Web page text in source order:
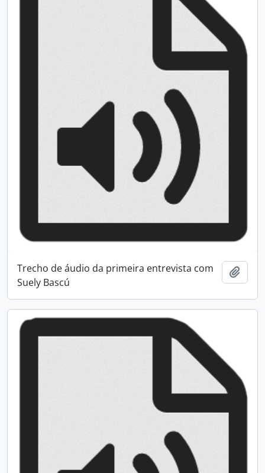
Trecho de áudio da primeira entrevista com
Suely Bascú